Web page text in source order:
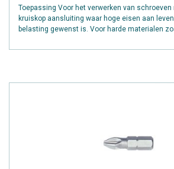
Toepassing Voor het verwerken van schroeven
kruiskop aansluiting waar hoge eisen aan
belasting gewenst is. Voor harde materialen